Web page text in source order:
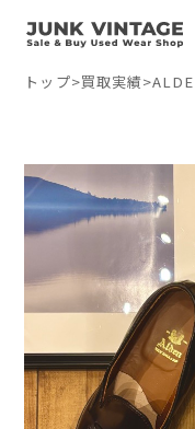
トップ>買取実績>